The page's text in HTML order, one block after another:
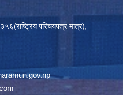
परिचयपत्र मात्र),